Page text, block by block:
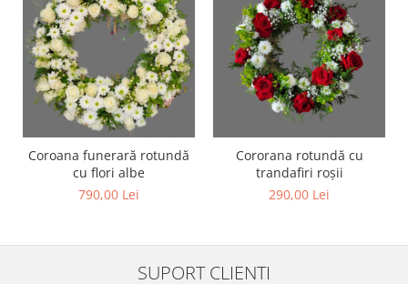
Coroana funerară rotundă
cu flori albe
790,00 Lei
Cororana rotundă cu
trandafiri roșii
290,00 Lei
SUPORT CLIENTI